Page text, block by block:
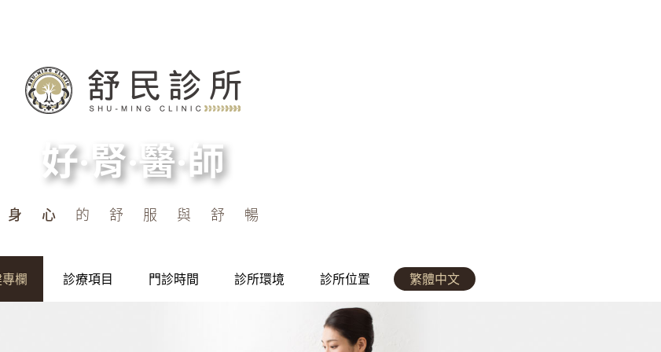
好‧腎‧醫‧師
身心 的舒服與舒暢
欄 診療項目 門診時間 診所環境 診所位置 繁體中文